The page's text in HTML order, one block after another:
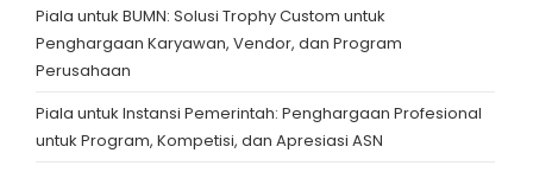
Piala untuk BUMN: Solusi Trophy Custom untuk
Penghargaan Karyawan, Vendor, dan Program
Perusahaan
Piala untuk Instansi Pemerintah: Penghargaan Profesional
untuk Program, Kompetisi, dan Apresiasi ASN